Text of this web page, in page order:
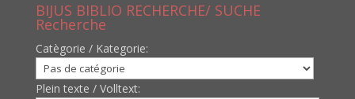
BIJUS BIBLIO RECHERCHE/ SUCHE
Recherche
Catègorie / Kategorie:
Plein texte / Volltext: